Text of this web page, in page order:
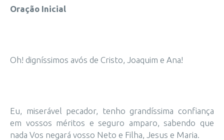
Oração Inicial
Oh! digníssimos avós de Cristo, Joaquim e Ana!
Eu, miserável pecador, tenho grandíssima confiança
em vossos méritos e seguro amparo, sabendo que
nada Vos negará vosso Neto e Filha, Jesus e Maria.